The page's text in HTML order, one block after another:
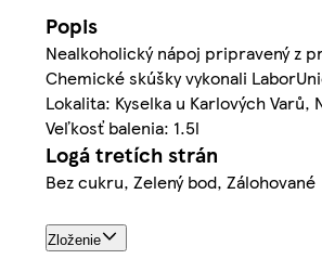
Popis
Nealkoholický nápoj pripravený z
Chemické skúšky vykonali
Lokalita: Kyselka u Karlových Varů,
Veľkosť balenia: 1.5l
Logá tretích strán
Bez cukru, Zelený bod, Zálohované
Zloženie